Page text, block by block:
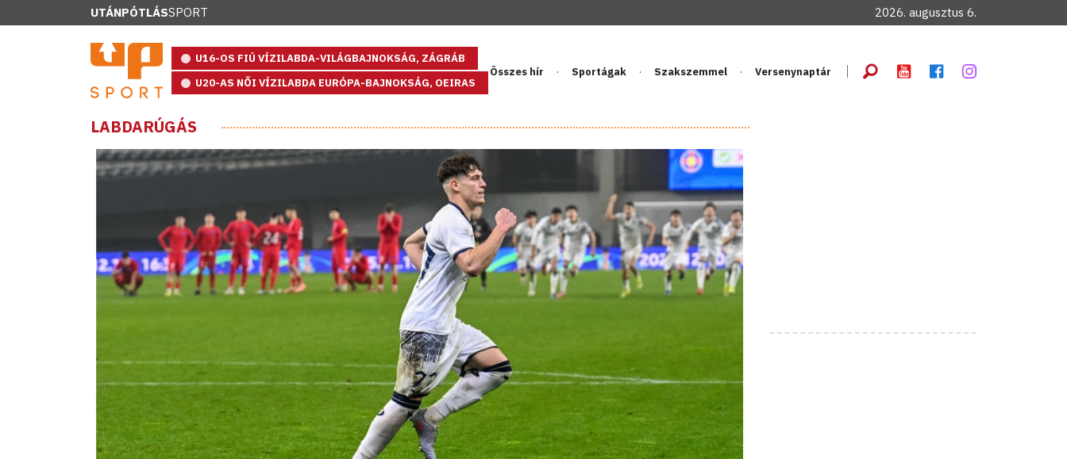
UTÁNPÓTLÁSSPORT 2026. augusztus 6.
U16-OS FIÚ VÍZILABDA-VILÁGBAJNOKSÁG, ZÁGRÁB
U20-AS NŐI VÍZILABDA EURÓPA-BAJNOKSÁG, OEIRAS
Összes hír Sportágak Szakszemmel Versenynaptár
LABDARÚGÁS